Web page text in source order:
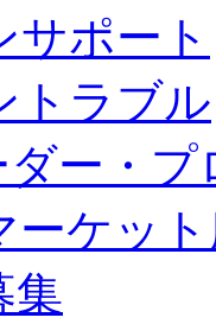
サポート
トラブル
ー・プ
ーケッ
集